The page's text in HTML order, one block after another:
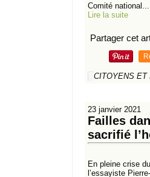
Comité national...
Lire la suite
Partager cet
CITOYENS ET
23 janvier 2021
Failles
sacrifié
En pleine crise
l’essayiste